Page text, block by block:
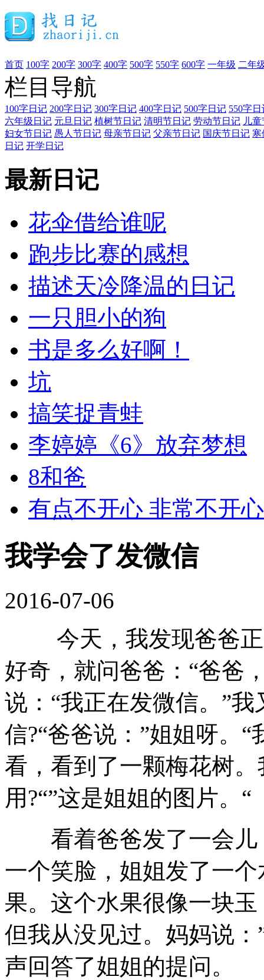
首页 100字 200字 300字 400字 500字 550字 600字 一年级 二年
栏目导航
100字日记 200字日记 300字日记 400字日记 500字日记 550字日
六年级日记 元旦日记 植树节日记 清明节日记 劳动节日记 儿
妇女节日记 愚人节日记 母亲节日记 父亲节日记 国庆节日记 寒
日记 开学日记
最新日记
花伞借给谁呢
跑步比赛的感想
描述天冷降温的日记
一只胆小的狗
书是多么好啊！
坑
搞笑捉青蛙
李婷婷《6》放弃梦想
8和爸
有点不开心 非常不开心
我学会了发微信
2016-07-06
今天，我发现爸爸正
好奇，就问爸爸：“爸爸
说：“我正在发微信。”
信?“爸爸说：”姐姐呀。
看，看到了一颗梅花树
用?“”这是姐姐的图片。“
看着爸爸发了一会儿
一个笑脸，姐姐发了一
果。这个水果很像一块
但我从没见过。妈妈说
声回答了姐姐的提问。